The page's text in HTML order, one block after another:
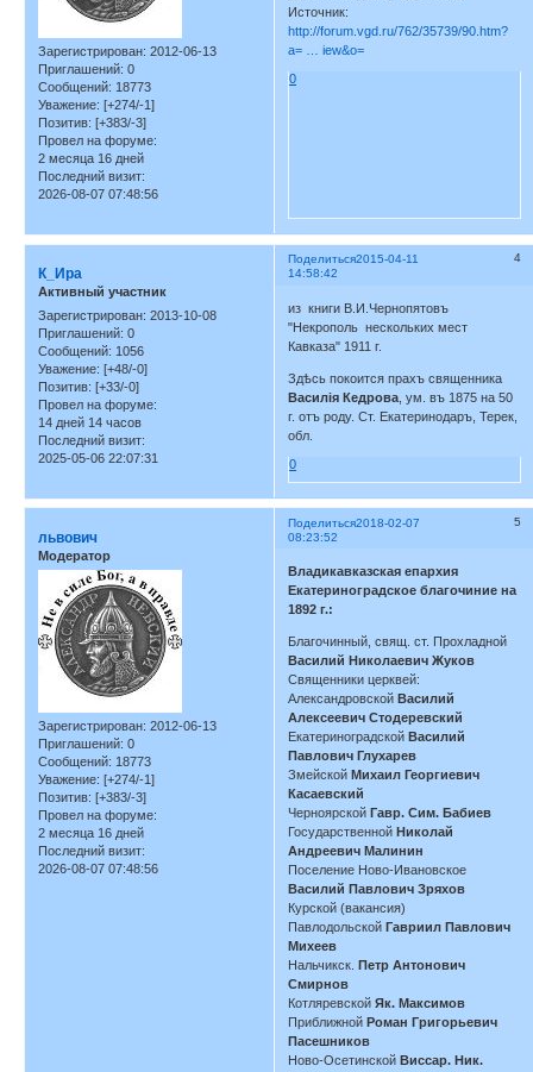
Зарегистрирован: 2012-06-13
Приглашений: 0
Сообщений: 18773
Уважение: [+274/-1]
Позитив: [+383/-3]
Провел на форуме:
2 месяца 16 дней
Последний визит:
2026-08-07 07:48:56
Источник:
http://forum.vgd.ru/762/35739/90.htm?
a= … iew&o=
0
Поделиться 4
2015-04-11
14:58:42
К_Ира
Активный участник
Зарегистрирован: 2013-10-08
Приглашений: 0
Сообщений: 1056
Уважение: [+48/-0]
Позитив: [+33/-0]
Провел на форуме:
14 дней 14 часов
Последний визит:
2025-05-06 22:07:31
из книги В.И.Чернопятовъ
"Некрополь нескольких мест
Кавказа" 1911 г.
Здѣсь покоится прахъ священника
Василiя Кедpoвa , ум. въ 1875 на 50
г. отъ роду. Ст. Екатеринодаръ, Терек,
обл.
0
Поделиться 5
2018-02-07
08:23:52
львович
Модератор
Зарегистрирован: 2012-06-13
Приглашений: 0
Сообщений: 18773
Уважение: [+274/-1]
Позитив: [+383/-3]
Провел на форуме:
2 месяца 16 дней
Последний визит:
2026-08-07 07:48:56
Владикавказская епархия
Екатериноградское благочиние на
1892 г.:
Благочинный, свящ. ст. Прохладной
Василий Николаевич Жуков
Священники церквей:
АлександровскойВасилий
Алексеевич Стодеревский
ЕкатериноградскойВасилий
Павлович Глухарев
ЗмейскойМихаил Георгиевич
Касаевский
ЧерноярскойГавр. Сим. Бабиев
ГосударственнойНиколай
Андреевич Малинин
Поселение Ново-Ивановское
Василий Павлович Зряхов
Курской (вакансия)
ПавлодольскойГавриил Павлович
Михеев
Нальчикск.Петр Антонович
Смирнов
КотляревскойЯк. Максимов
ПриближнойРоман Григорьевич
Пасешников
Ново-ОсетинскойВиссар. Ник.